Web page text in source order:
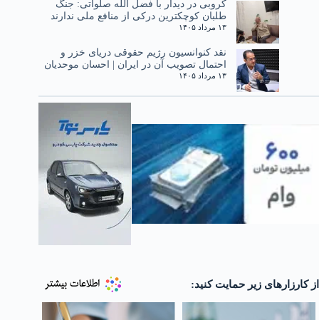
کروبی در دیدار با فضل الله صلواتی: جنگ
طلبان کوچکترین درکی از منافع ملی ندارند
۱۳ مرداد ۱۴۰۵
نقد کنوانسیون رژیم حقوقی دریای خزر و
احتمال تصویب آن در ایران | احسان موحدیان
۱۳ مرداد ۱۴۰۵
از کارزارهای زیر حمایت کنید: